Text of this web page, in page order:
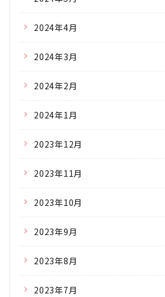
2024年4月
2024年3月
2024年2月
2024年1月
2023年12月
2023年11月
2023年10月
2023年9月
2023年8月
2023年7月